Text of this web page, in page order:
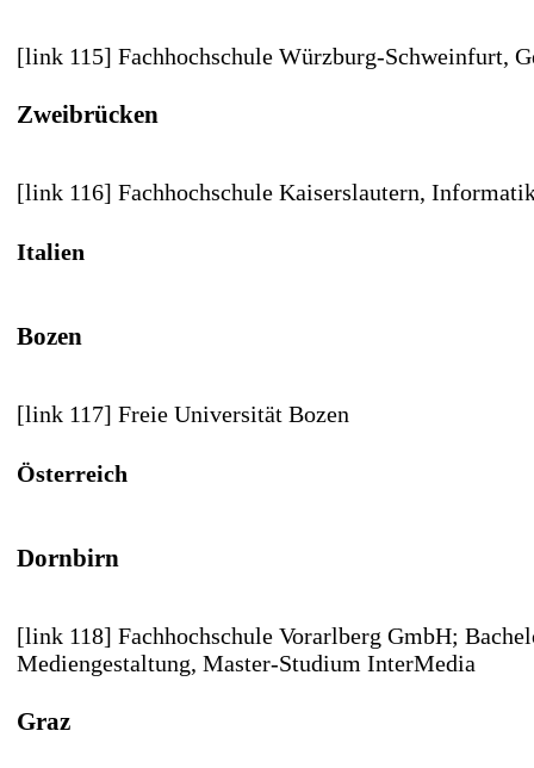
[link 115] Fachhochschule Würzburg-Schweinfurt,
Zweibrücken
[link 116] Fachhochschule Kaiserslautern,
Italien
Bozen
[link 117] Freie Universität Bozen
Österreich
Dornbirn
[link 118] Fachhochschule Vorarlberg GmbH;
Mediengestaltung, Master-Studium InterMedia
Graz